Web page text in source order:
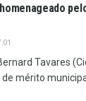
Tavares
mérito